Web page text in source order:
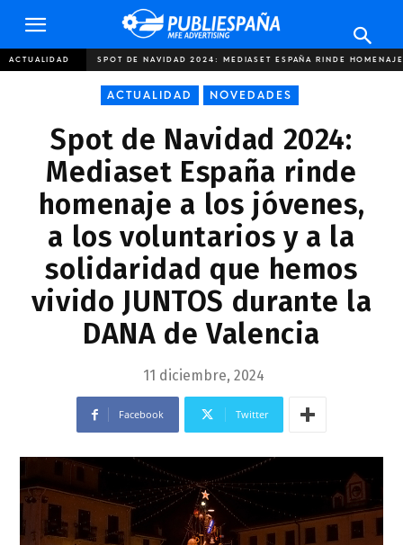
Publiespaña
ACTUALIDAD SPOT DE NAVIDAD 2024: MEDIASET ESPAÑA RINDE
ACTUALIDAD NOVEDADES
Spot de Navidad 2024:
Mediaset España rinde
homenaje a los jóvenes,
a los voluntarios y a la
solidaridad que hemos
vivido JUNTOS durante la
DANA de Valencia
11 diciembre, 2024
Facebook Twitter